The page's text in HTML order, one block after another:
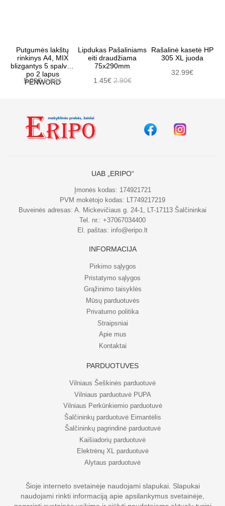
Putgumės lakštų
rinkinys A4, MIX
blizgantys 5 spalvos
po 2 lapus
PENWORD
5.00€9.99€
Lipdukas Pašaliniams
eiti draudžiama
75x290mm
1.45€ 2.90€
Rašalinė kasetė HP
305 XL juoda
32.99€
UAB „ERIPO“
Įmonės kodas: 174921721
PVM mokėtojo kodas: LT749217219
Buveinės adresas: A. Mickevičiaus g. 24-1, LT-17113 Šalčininkai
Tel. nr.: +37067034400
El. paštas: info@eripo.lt
INFORMACIJA
Pirkimo sąlygos
Pristatymo sąlygos
Grąžinimo taisyklės
Mūsų parduotuvės
Privatumo politika
Straipsniai
Apie mus
Kontaktai
PARDUOTUVĖS
Vilniaus Šeškinės parduotuvė
Vilniaus parduotuvė PUPA
Vilniaus Perkūnkiemio parduotuvė
Šalčininkų parduotuvė Eimantėlis
Šalčininkų pagrindinė parduotuvė
Kaišiadorių parduotuvė
Elektrėnų XL parduotuvė
Alytaus parduotuvė
Šioje interneto svetainėje naudojami slapukai. Slapukai
naudojami rinkti informaciją apie apsilankymus svetainėje,